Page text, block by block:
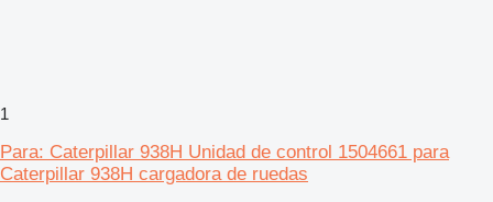
1
Para: Caterpillar 938H Unidad de control 1504661 para
Caterpillar 938H cargadora de ruedas